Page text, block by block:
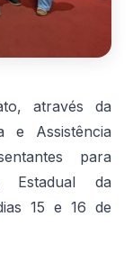
através da
e Assistência
para
Estadual da
15 e 16 de